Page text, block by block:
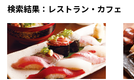
検索結果：レストラン・カフェ